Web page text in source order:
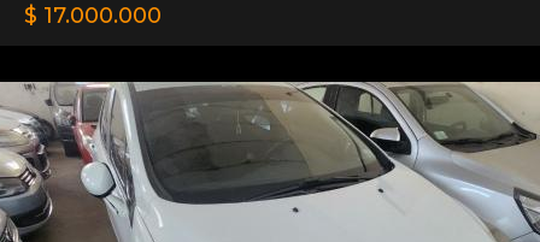
$ 17.000.000